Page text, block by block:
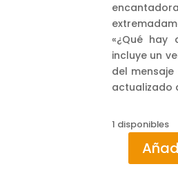
«¿Qué hay
incluye un
del
actualizado
1 disponibles
DEVOCIONAL